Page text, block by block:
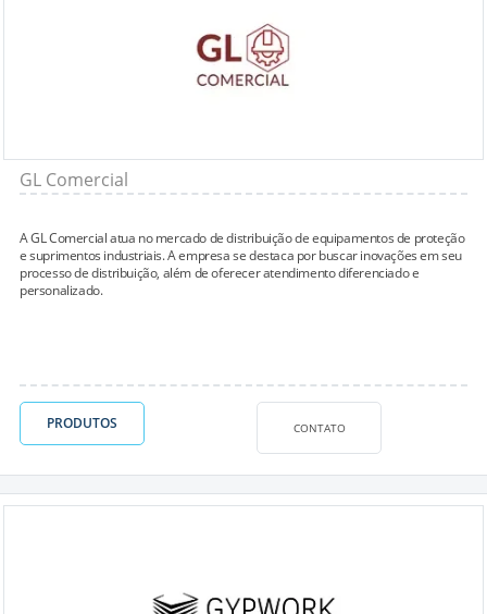
GL Comercial
A GL Comercial atua no mercado de distribuição de equipamentos de proteção
e suprimentos industriais. A empresa se destaca por buscar inovações em seu
processo de distribuição, além de oferecer atendimento diferenciado e
personalizado.
PRODUTOS CONTATO